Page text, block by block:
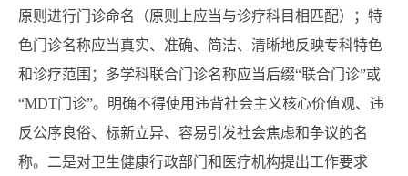
原则进行门诊命名（原则上应当与诊疗科目相匹配）；特
色门诊名称应当真实、准确、简洁、清晰地反映专科特色
和诊疗范围；多学科联合门诊名称应当后缀“联合门诊”或
“MDT门诊”。明确不得使用违背社会主义核心价值观、违
反公序良俗、标新立异、容易引发社会焦虑和争议的名
称。二是对卫生健康行政部门和医疗机构提出工作要求